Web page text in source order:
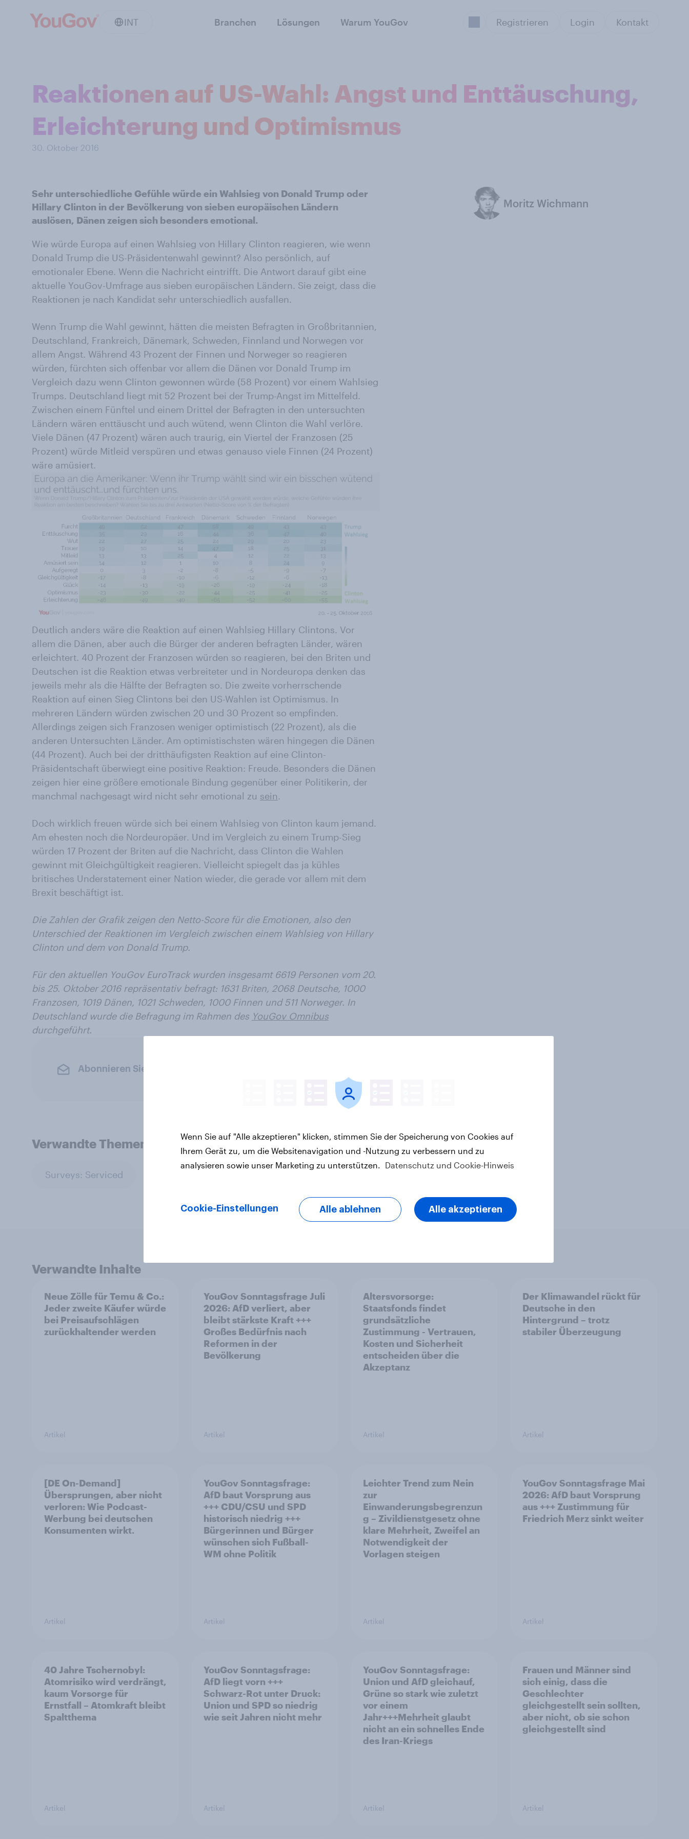
INT Branchen Lösungen Warum YouGov Registrieren Login Kontakt
Reaktionen auf US-Wahl: Angst und Enttäuschung,
Erleichterung und Optimismus
30. Oktober 2016
Sehr unterschiedliche Gefühle würde ein Wahlsieg von Donald Trump oder
Hillary Clinton in der Bevölkerung von sieben europäischen Ländern
auslösen, Dänen zeigen sich besonders emotional.
Wie würde Europa auf einen Wahlsieg von Hillary Clinton reagieren, wie wenn
Donald Trump die US-Präsidentenwahl gewinnt? Also persönlich, auf
emotionaler Ebene. Wenn die Nachricht eintrifft. Die Antwort darauf gibt eine
aktuelle YouGov-Umfrage aus sieben europäischen Ländern. Sie zeigt, dass die
Reaktionen je nach Kandidat sehr unterschiedlich ausfallen.
Wenn Trump die Wahl gewinnt, hätten die meisten Befragten in Großbritannien,
Deutschland, Frankreich, Dänemark, Schweden, Finnland und Norwegen vor
allem Angst. Während 43 Prozent der Finnen und Norweger so reagieren
würden, fürchten sich offenbar vor allem die Dänen vor Donald Trump im
Vergleich dazu wenn Clinton gewonnen würde (58 Prozent) vor einem Wahlsieg
Trumps. Deutschland liegt mit 52 Prozent bei der Trump-Angst im Mittelfeld.
Zwischen einem Fünftel und einem Drittel der Befragten in den untersuchten
Ländern wären enttäuscht und auch wütend, wenn Clinton die Wahl verlöre.
Viele Dänen (47 Prozent) wären auch traurig, ein Viertel der Franzosen (25
Prozent) würde Mitleid verspüren und etwas genauso viele Finnen (24 Prozent)
wäre amüsiert.
Deutlich anders wäre die Reaktion auf einen Wahlsieg Hillary Clintons. Vor
allem die Dänen, aber auch die Bürger der anderen befragten Länder, wären
erleichtert. 40 Prozent der Franzosen würden so reagieren, bei den Briten und
Deutschen ist die Reaktion etwas verbreiteter und in Nordeuropa denken das
jeweils mehr als die Hälfte der Befragten so. Die zweite vorherrschende
Reaktion auf einen Sieg Clintons bei den US-Wahlen ist Optimismus. In
mehreren Ländern würden zwischen 20 und 30 Prozent so empfinden.
Allerdings zeigen sich Franzosen weniger optimistisch (22 Prozent), als die
anderen Untersuchten Länder. Am optimistischsten wären hingegen die Dänen
(44 Prozent). Auch bei der dritthäufigsten Reaktion auf eine Clinton-
Präsidentschaft überwiegt eine positive Reaktion: Freude. Besonders die Dänen
zeigen hier eine größere emotionale Bindung gegenüber einer Politikerin, der
manchmal nachgesagt wird nicht sehr emotional zu sein.
Doch wirklich freuen würde sich bei einem Wahlsieg von Clinton kaum jemand.
Am ehesten noch die Nordeuropäer. Und im Vergleich zu einem Trump-Sieg
würden 17 Prozent der Briten auf die Nachricht, dass Clinton die Wahlen
gewinnt mit Gleichgültigkeit reagieren. Vielleicht spiegelt das ja kühles
britisches Understatement einer Nation wieder, die gerade vor allem mit dem
Brexit beschäftigt ist.
Die Zahlen der Grafik zeigen den Netto-Score für die Emotionen, also den
Unterschied der Reaktionen im Vergleich zwischen einem Wahlsieg von Hillary
Clinton und dem von Donald Trump.
Für den aktuellen YouGov EuroTrack wurden insgesamt 6619 Personen vom 20.
bis 25. Oktober 2016 repräsentativ befragt: 1631 Briten, 2068 Deutsche, 1000
Franzosen, 1019 Dänen, 1021 Schweden, 1000 Finnen und 511 Norweger. In
Deutschland wurde die Befragung im Rahmen des YouGov Omnibus
durchgeführt.
Abonnieren Sie den YouGov-Newsletter
Moritz Wichmann
Verwandte Themen
Surveys: Serviced
Verwandte Inhalte
Neue Zölle für Temu & Co.:
Jeder zweite Käufer würde
bei Preisaufschlägen
zurückhaltender werden
Artikel
YouGov Sonntagsfrage Juli
2026: AfD verliert, aber
bleibt stärkste Kraft +++
Großes Bedürfnis nach
Reformen in der
Bevölkerung
Artikel
Altersvorsorge:
Staatsfonds findet
grundsätzliche
Zustimmung - Vertrauen,
Kosten und Sicherheit
entscheiden über die
Akzeptanz
Artikel
Der Klimawandel rückt für
Deutsche in den
Hintergrund – trotz
stabiler Überzeugung
Artikel
[DE On-Demand]
Übersprungen, aber nicht
verloren: Wie Podcast-
Werbung bei deutschen
Konsumenten wirkt.
Artikel
YouGov Sonntagsfrage:
AfD baut Vorsprung aus
+++ CDU/CSU und SPD
historisch niedrig +++
Bürgerinnen und Bürger
wünschen sich Fußball-
WM ohne Politik
Artikel
Leichter Trend zum Nein
zur
Einwanderungsbegrenzun
g – Zivildienstgesetz ohne
klare Mehrheit, Zweifel an
Notwendigkeit der
Vorlagen steigen
Artikel
YouGov Sonntagsfrage Mai
2026: AfD baut Vorsprung
aus +++ Zustimmung für
Friedrich Merz sinkt weiter
Artikel
40 Jahre Tschernobyl:
Atomrisiko wird verdrängt,
kaum Vorsorge für
Ernstfall – Atomkraft bleibt
Spaltthema
Artikel
YouGov Sonntagsfrage:
AfD liegt vorn +++
Schwarz-Rot unter Druck:
Union und SPD so niedrig
wie seit Jahren nicht mehr
Artikel
YouGov Sonntagsfrage:
Union und AfD gleichauf,
Grüne so stark wie zuletzt
vor einem
Jahr+++Mehrheit glaubt
nicht an ein schnelles Ende
des Iran-Kriegs
Artikel
Frauen und Männer sind
sich einig, dass die
Geschlechter
gleichgestellt sein sollten,
aber nicht, ob sie schon
gleichgestellt sind
Artikel
Wenn Sie auf "Alle akzeptieren" klicken, stimmen Sie der Speicherung von Cookies auf
Ihrem Gerät zu, um die Websitenavigation und -Nutzung zu verbessern und zu
analysieren sowie unser Marketing zu unterstützen. Datenschutz und Cookie-Hinweis
Cookie-Einstellungen Alle ablehnen Alle akzeptieren